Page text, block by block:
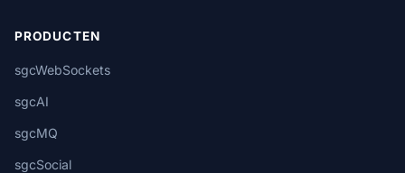
PRODUCTEN
sgcWebSockets
sgcAI
sgcMQ
sgcSocial